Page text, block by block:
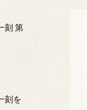
刻 第
刻を